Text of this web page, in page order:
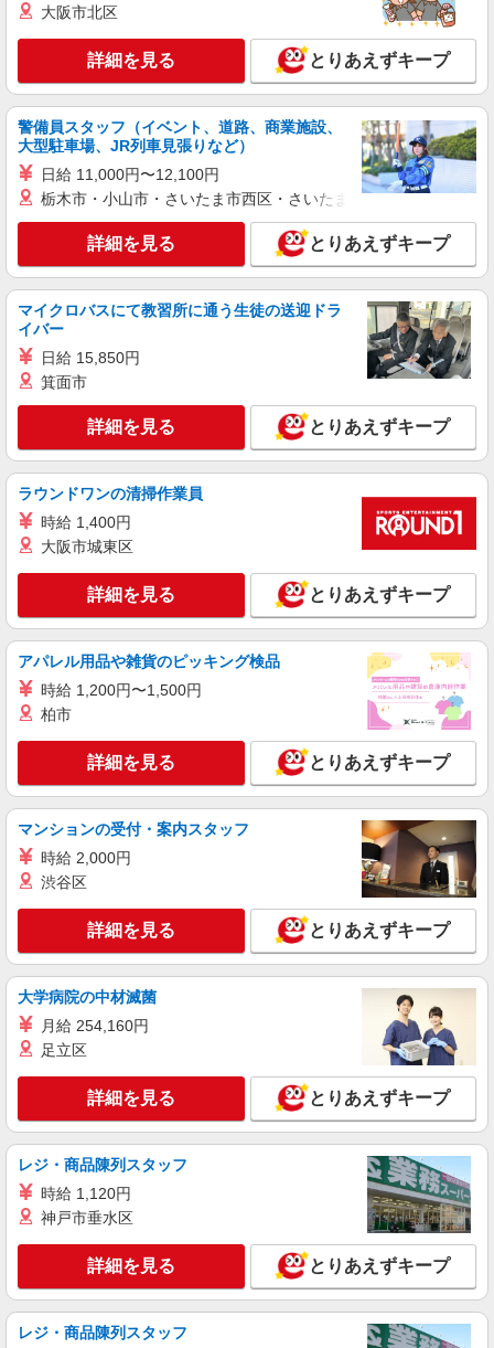
時給1374円〜時給1600円（就業先により異な
る）
千葉県市川市
キープ 詳細を見る
派遣社員
ランスタッド株式会社 DCユニットOPs2 船橋事業所/FRLI100124
仕分け・ピッキング・梱包
時給1350円 ※交通費実費支給／当社規定あ
り。
千葉県市川市千鳥町 東西線「行徳駅」から無
詳細を見る
パート
コカ・コーラ ボトラーズジャパン＿市川SC【求人番号：85123】
軽作業スタッフ
時給1145円 【給与支給日】 当月末締め/翌月
キープ 詳細を見る
SGフィルダー株式会社/A57418-001
荷物・商品仕分け
≪高谷M≫ 千葉県市川市高谷新町
キープ 詳細を見る
派遣社員
株式会社バイトレ（ADM816651）
ECサイトの荷物の仕分け、倉庫内作業
時給1500円
千葉県市川市
キープ 詳細を見る
派遣社員
株式会社バイトレ（ADM813716）
【リフトレ】フォークリフトオペレーター、手
元作業等
詳細を見る
株式会社バイトレ（ADM805277）
久しぶりのお仕事に｜座ってできるモクモク軽
大阪市北区
詳細を見る とりあえずキープ
警備員スタッフ（イベント、道路、商業施設、
大型駐車場、JR列車見張りなど）
日給 11,000円〜12,100円
栃木市・小山市・さいたま市西区・さいたま市岩槻区・久喜市・
詳細を見る とりあえずキープ
マイクロバスにて教習所に通う生徒の送迎ドラ
イバー
日給 15,850円
箕面市
詳細を見る とりあえずキープ
ラウンドワンの清掃作業員
時給 1,400円
大阪市城東区
詳細を見る とりあえずキープ
アパレル用品や雑貨のピッキング検品
時給 1,200円〜1,500円
柏市
詳細を見る とりあえずキープ
マンションの受付・案内スタッフ
時給 2,000円
渋谷区
詳細を見る とりあえずキープ
大学病院の中材滅菌
月給 254,160円
足立区
詳細を見る とりあえずキープ
レジ・商品陳列スタッフ
時給 1,120円
神戸市垂水区
詳細を見る とりあえずキープ
レジ・商品陳列スタッフ